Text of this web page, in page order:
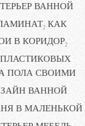
ВАННОЙ
2 КАК
В КОРИДОР2
ПОЛА СВОИМИ
ВАННОЙ
В МАЛЕНЬКОЙ